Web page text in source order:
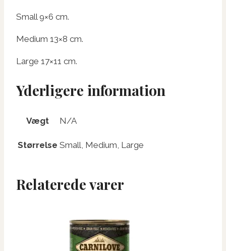
Small 9×6 cm.
Medium 13×8 cm.
Large 17×11 cm.
Yderligere information
Vægt N/A
Størrelse Small, Medium, Large
Relaterede varer